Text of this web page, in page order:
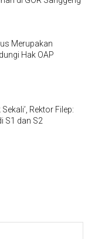
Merupakan
Hak OAP
Rektor Filep:
S1 dan S2